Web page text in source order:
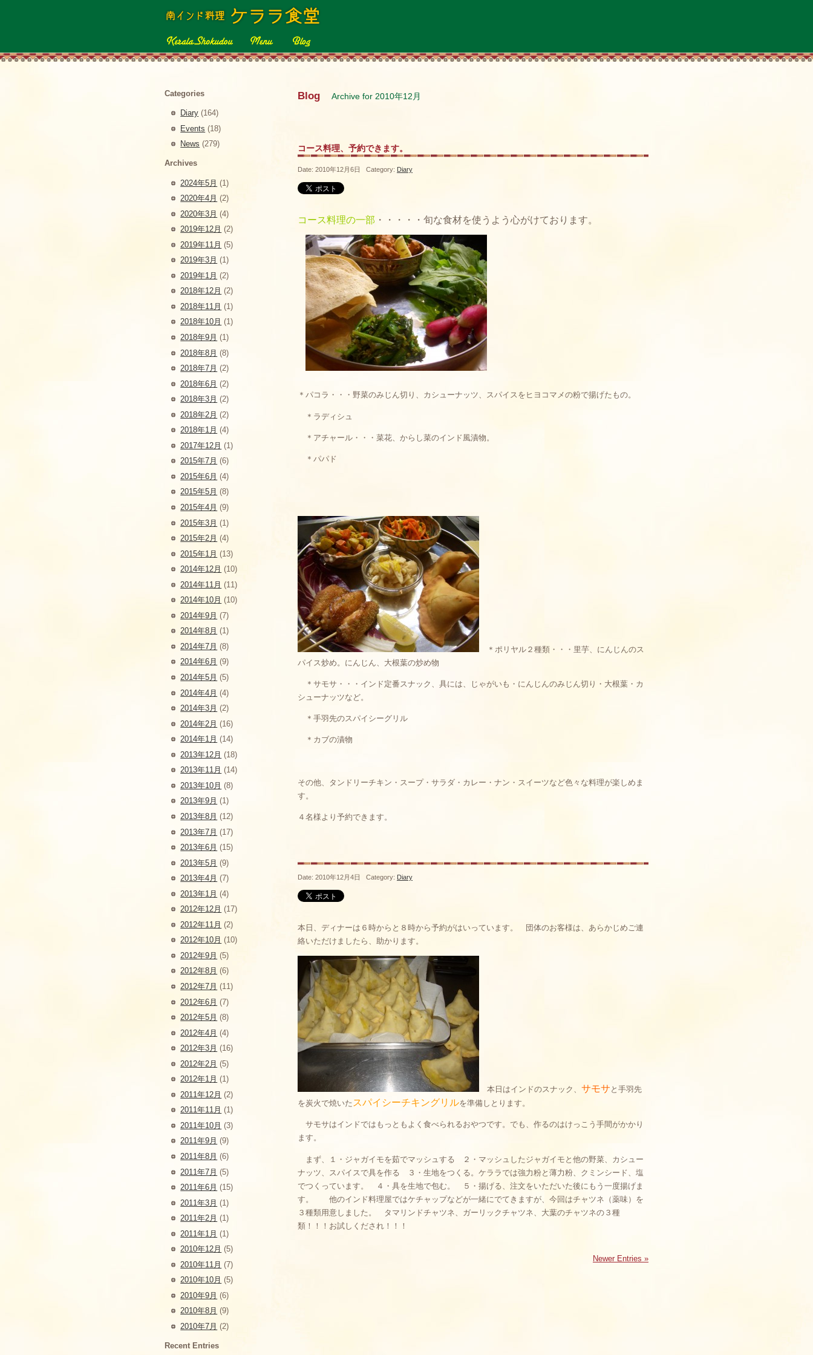
Blog Archive for 2010年12月
コース料理、予約できます。
Date: 2010年12月6日 Category: Diary
コース料理の一部 ・・・・・旬な食材を使うよう心がけております。
＊パコラ・・・野菜のみじん切り、カシューナッツ、スパイスをヒヨコマメの粉で揚げたもの。
＊ラディシュ
＊アチャール・・・菜花、からし菜のインド風漬物。
＊パパド
＊ポリヤル２種類・・・里芋、にんじんのス
パイス炒め。にんじん、大根葉の炒め物
＊サモサ・・・インド定番スナック、具には、じゃがいも・にんじんのみじん切り・大根葉・カ
シューナッツなど。
＊手羽先のスパイシーグリル
＊カブの漬物
その他、タンドリーチキン・スープ・サラダ・カレー・ナン・スイーツなど色々な料理が楽しめま
す。
４名様より予約できます。
Date: 2010年12月4日 Category: Diary
本日、ディナーは６時からと８時から予約がはいっています。 団体のお客様は、あらかじめご連
絡いただけましたら、助かります。
本日はインドのスナック、 サモサ と手羽先
を炭火で焼いた スパイシーチキングリルを準備しとります。
サモサはインドではもっともよく食べられるおやつです。でも、作るのはけっこう手間がかかり
ます。
まず、１・ジャガイモを茹でマッシュする ２・マッシュしたジャガイモと他の野菜、カシュー
ナッツ、スパイスで具を作る ３・生地をつくる。ケララでは強力粉と薄力粉、クミンシード、塩
でつくっています。 ４・具を生地で包む。 ５・揚げる、注文をいただいた後にもう一度揚げま
す。 他のインド料理屋ではケチャップなどが一緒にでてきますが、今回はチャツネ（薬味）を
３種類用意しました。 タマリンドチャツネ、ガーリックチャツネ、大葉のチャツネの３種
類！！！お試しくだされ！！！
Newer Entries »
Categories
Diary (164)
Events (18)
News (279)
Archives
2024年5月 (1)
2020年4月 (2)
2020年3月 (4)
2019年12月 (2)
2019年11月 (5)
2019年3月 (1)
2019年1月 (2)
2018年12月 (2)
2018年11月 (1)
2018年10月 (1)
2018年9月 (1)
2018年8月 (8)
2018年7月 (2)
2018年6月 (2)
2018年3月 (2)
2018年2月 (2)
2018年1月 (4)
2017年12月 (1)
2015年7月 (6)
2015年6月 (4)
2015年5月 (8)
2015年4月 (9)
2015年3月 (1)
2015年2月 (4)
2015年1月 (13)
2014年12月 (10)
2014年11月 (11)
2014年10月 (10)
2014年9月 (7)
2014年8月 (1)
2014年7月 (8)
2014年6月 (9)
2014年5月 (5)
2014年4月 (4)
2014年3月 (2)
2014年2月 (16)
2014年1月 (14)
2013年12月 (18)
2013年11月 (14)
2013年10月 (8)
2013年9月 (1)
2013年8月 (12)
2013年7月 (17)
2013年6月 (15)
2013年5月 (9)
2013年4月 (7)
2013年1月 (4)
2012年12月 (17)
2012年11月 (2)
2012年10月 (10)
2012年9月 (5)
2012年8月 (6)
2012年7月 (11)
2012年6月 (7)
2012年5月 (8)
2012年4月 (4)
2012年3月 (16)
2012年2月 (5)
2012年1月 (1)
2011年12月 (2)
2011年11月 (1)
2011年10月 (3)
2011年9月 (9)
2011年8月 (6)
2011年7月 (5)
2011年6月 (15)
2011年3月 (1)
2011年2月 (1)
2011年1月 (1)
2010年12月 (5)
2010年11月 (7)
2010年10月 (5)
2010年9月 (6)
2010年8月 (9)
2010年7月 (2)
Recent Entries